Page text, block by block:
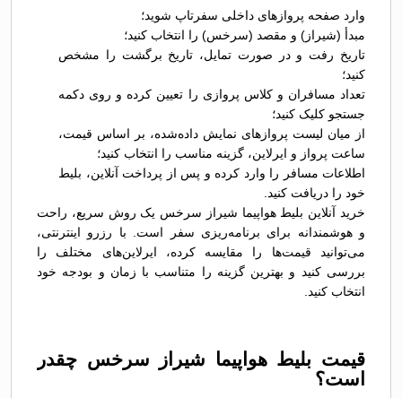
وارد صفحه پروازهای داخلی سفرتاپ شوید؛
مبدأ (شیراز) و مقصد (سرخس) را انتخاب کنید؛
تاریخ رفت و در صورت تمایل، تاریخ برگشت را مشخص
کنید؛
تعداد مسافران و کلاس پروازی را تعیین کرده و روی دکمه
جستجو کلیک کنید؛
از میان لیست پروازهای نمایش داده‌شده، بر اساس قیمت،
ساعت پرواز و ایرلاین، گزینه مناسب را انتخاب کنید؛
اطلاعات مسافر را وارد کرده و پس از پرداخت آنلاین، بلیط
خود را دریافت کنید.
خرید آنلاین بلیط هواپیما شیراز سرخس یک روش سریع، راحت
و هوشمندانه برای برنامه‌ریزی سفر است. با رزرو اینترنتی،
می‌توانید قیمت‌ها را مقایسه کرده، ایرلاین‌های مختلف را
بررسی کنید و بهترین گزینه را متناسب با زمان و بودجه خود
انتخاب کنید.
قیمت بلیط هواپیما شیراز سرخس چقدر
است؟